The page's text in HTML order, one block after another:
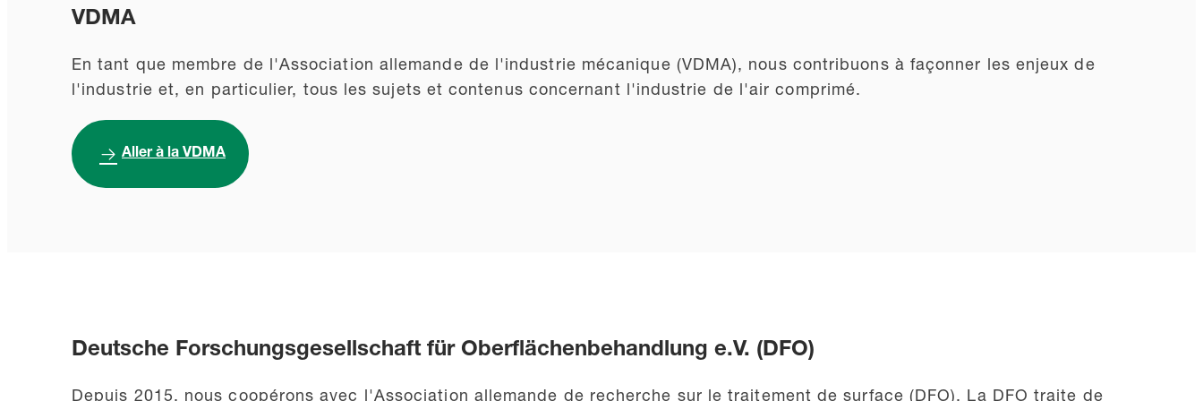
VDMA
En tant que membre de l'Association allemande de l'industrie mécanique (VDMA), nous contribuons à façonner les enjeux de
l'industrie et, en particulier, tous les sujets et contenus concernant l'industrie de l'air comprimé.
Aller à la VDMA
Deutsche Forschungsgesellschaft für Oberflächenbehandlung e.V. (DFO)
Depuis 2015, nous coopérons avec l'Association allemande de recherche sur le traitement de surface (DFO). La DFO traite de